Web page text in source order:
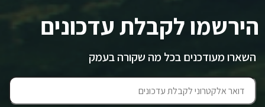
הירשמו לקבלת עדכונים
השארו מעודכנים בכל מה שקורה בעמק